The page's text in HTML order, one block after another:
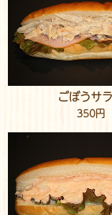
ごぼうサ
350円